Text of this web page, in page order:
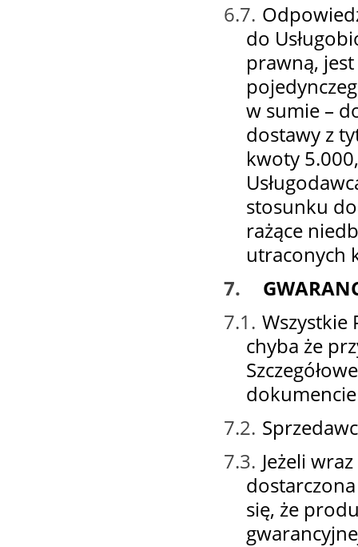
6.7.
do
prawną,
w sumie –
dostawy z
kwoty
stosunku
rażące
utraconych
7.
7.1.
chyba że
7.2.
7.3. Jeżeli
się, że